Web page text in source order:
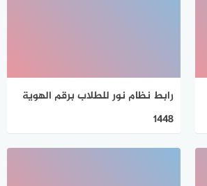
رابط نظام نور للطلاب برقم الهوية
1448